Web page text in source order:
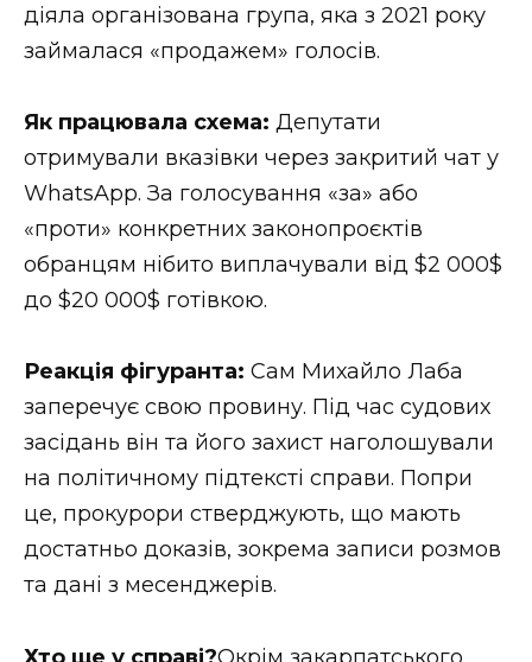
діяла організована група, яка з 2021 року
займалася «продажем» голосів.
Як працювала схема: Депутати
отримували вказівки через закритий чат у
WhatsApp. За голосування «за» або
«проти» конкретних законопроєктів
обранцям нібито виплачували від $2 000$
до $20 000$ готівкою.
Реакція фігуранта: Сам Михайло Лаба
заперечує свою провину. Під час судових
засідань він та його захист наголошували
на політичному підтексті справи. Попри
це, прокурори стверджують, що мають
достатньо доказів, зокрема записи розмов
та дані з месенджерів.